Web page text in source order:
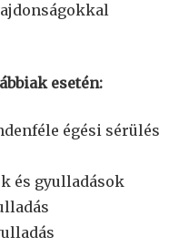
esetén:
égési sérülés
és gyulladások